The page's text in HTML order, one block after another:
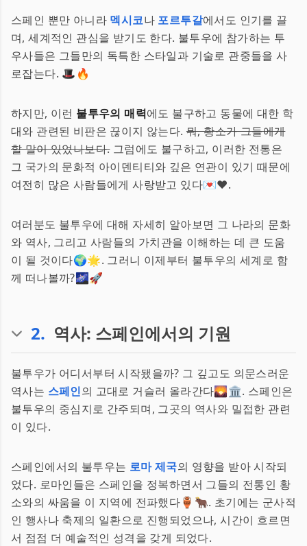
스페인 뿐만 아니라 멕시코나 포르투갈에서도 인기를 끌
며, 세계적인 관심을 받기도 한다. 불투우에 참가하는 투
우사들은 그들만의 독특한 스타일과 기술로 관중들을 사
로잡는다. 🎩🔥
하지만, 이런 불투우의 매력에도 불구하고 동물에 대한 학
대와 관련된 비판은 끊이지 않는다. 뭐, 황소가 그들에게
할 말이 있었나보다.그럼에도 불구하고, 이러한 전통은
그 국가의 문화적 아이덴티티와 깊은 연관이 있기 때문에
여전히 많은 사람들에게 사랑받고 있다💌❤️.
여러분도 불투우에 대해 자세히 알아보면 그 나라의 문화
와 역사, 그리고 사람들의 가치관을 이해하는 데 큰 도움
이 될 것이다🌍🌟. 그러니 이제부터 불투우의 세계로 함
께 떠나볼까?🌌🚀
2. 역사: 스페인에서의 기원
불투우가 어디서부터 시작됐을까? 그 깊고도 의문스러운
역사는 스페인의 고대로 거슬러 올라간다🌄🏛️. 스페인은
불투우의 중심지로 간주되며, 그곳의 역사와 밀접한 관련
이 있다.
스페인에서의 불투우는 로마 제국의 영향을 받아 시작되
었다. 로마인들은 스페인을 정복하면서 그들의 전통인 황
소와의 싸움을 이 지역에 전파했다🏺🐂. 초기에는 군사적
인 행사나 축제의 일환으로 진행되었으나, 시간이 흐르면
서 점점 더 예술적인 성격을 갖게 되었다.